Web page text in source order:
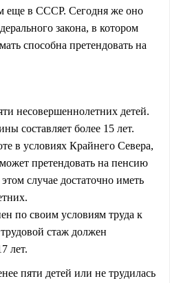
еще в СССР. Сегодня же оно
закона, в котором
способна претендовать на
несовершеннолетних детей.
составляет более 15 лет.
в условиях Крайнего Севера,
претендовать на пенсию
случае достаточно иметь
по своим условиям труда к
стаж должен
лет.
пяти детей или не трудилась